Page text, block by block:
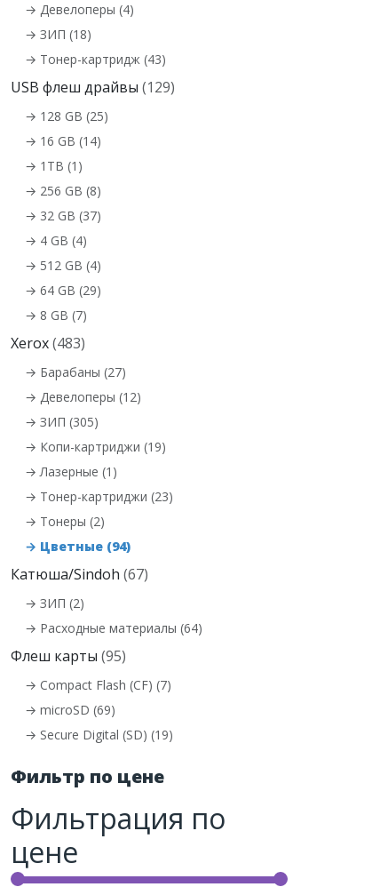
→ Девелоперы (4)
→ ЗИП (18)
→ Тонер-картридж (43)
USB флеш драйвы (129)
→ 128 GB (25)
→ 16 GB (14)
→ 1TB (1)
→ 256 GB (8)
→ 32 GB (37)
→ 4 GB (4)
→ 512 GB (4)
→ 64 GB (29)
→ 8 GB (7)
Xerox(483)
→ Барабаны (27)
→ Девелоперы (12)
→ ЗИП (305)
→ Копи-картриджи (19)
→ Лазерные (1)
→ Тонер-картриджи (23)
→ Тонеры (2)
→ Цветные (94)
Катюша/Sindoh (67)
→ ЗИП (2)
→ Расходные материалы (64)
Флеш карты (95)
→ Compact Flash (CF) (7)
→ microSD (69)
→ Secure Digital (SD) (19)
Фильтр по цене
Фильтрация по
цене